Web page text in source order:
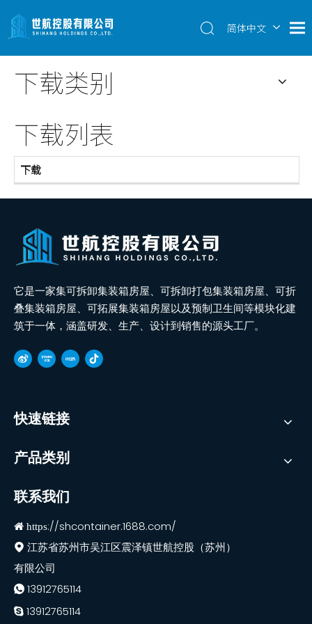
简体中文
下载类别
下载列表
下载
它是一家集可拆卸集装箱房屋、可拆卸打包集装箱房屋、可折
叠集装箱房屋、可拓展集装箱房屋以及预制卫生间等模块化建
筑于一体，涵盖研发、生产、设计到销售的源头工厂。
快速链接
产品类别
联系我们
 https://shcontainer.1688.com/
 江苏省苏州市吴江区震泽镇世航控股（苏州）
有限公司
 13912765114
 13912765114